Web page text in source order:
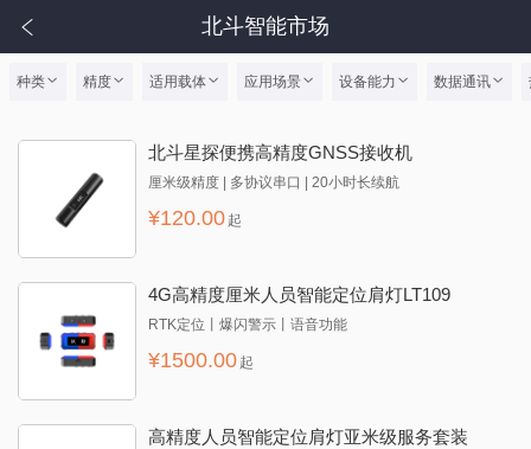
北斗智能市场
种类 精度 适用载体 应用场景 设备能力 数据通讯
北斗星探便携高精度GNSS接收机
厘米级精度 | 多协议串口 | 20小时长续航
¥120.00 起
4G高精度厘米人员智能定位肩灯LT109
RTK定位丨爆闪警示丨语音功能
¥1500.00 起
高精度人员智能定位肩灯亚米级服务套装